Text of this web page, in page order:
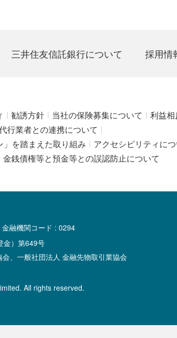
三井住友信託銀行について 採用情
勧誘方針 当社の保険募集について
利益相
行業者との連携について
」を踏まえた取り組み
アクセシビリティに
金銭債権等と預金等との誤認防止について
金融機関コード : 0294
）第649号
、一般社団法人 金融先物取引業協会
All rights reserved.